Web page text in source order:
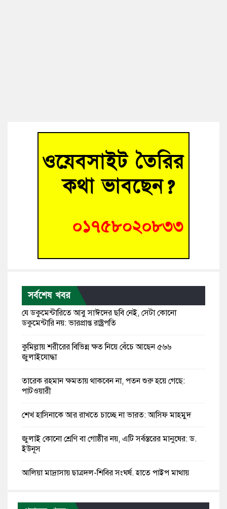
সর্বশেষ খবর
যে ডকুমেন্টারিতে আবু সাঈদের ছবি নেই, সেটা কোনো
ডকুমেন্টারি নয়: ভারপ্রাপ্ত রাষ্ট্রপতি
কুমিল্লায় শরীরের বিভিন্ন ক্ষত নিয়ে বেঁচে আছেন ৫৬৬
জুলাইযোদ্ধা
তারেক রহমান ক্ষমতায় থাকবেন না, পতন শুরু হয়ে গেছে:
পাটওয়ারী
শেখ হাসিনাকে আর রাখতে চাচ্ছে না ভারত: আসিফ মাহমুদ
জুলাই কোনো শ্রেণি বা গোষ্ঠীর নয়, এটি সর্বস্তরের মানুষের: ড.
ইউনূস
আলিয়া মাদ্রাসায় ছাত্রদল-শিবির সংঘর্ষ, হাতে পাইপ মাথায়
কুমিল্লার ৫ হাসপাতাল-ডায়াগনস্টিক সাময়িক বন্ধের নির্দেশ